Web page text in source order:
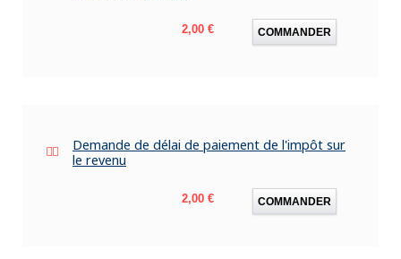
Prix
2,00 € COMMANDER
Demande de délai de paiement de l'impôt sur
le revenu
Prix
2,00 € COMMANDER